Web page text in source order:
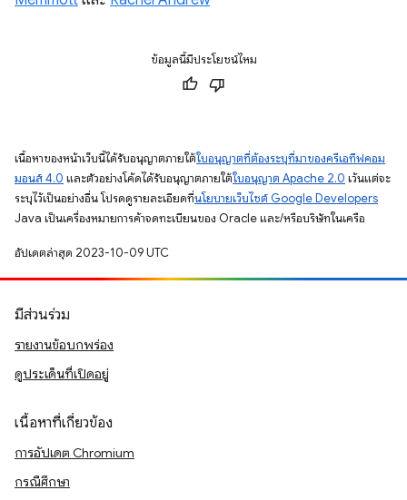
ข้อมูลนี้มีประโยชน์ไหม
เนื้อหาของหน้าเว็บนี้ได้รับอนุญาตภายใต้ใบอนุญาตที่ต้องระบุที่มาของครีเอทีฟคอม
มอนส์ 4.0 และตัวอย่างโค้ดได้รับอนุญาตภายใต้ใบอนุญาต Apache 2.0 เว้นแต่จะ
ระบุไว้เป็นอย่างอื่น โปรดดูรายละเอียดที่นโยบายเว็บไซต์ Google Developers
Java เป็นเครื่องหมายการค้าจดทะเบียนของ Oracle และ/หรือบริษัทในเครือ
อัปเดตล่าสุด 2023-10-09 UTC
มีส่วนร่วม
รายงานข้อบกพร่อง
ดูประเด็นที่เปิดอยู่
เนื้อหาที่เกี่ยวข้อง
การอัปเดต Chromium
กรณีศึกษา